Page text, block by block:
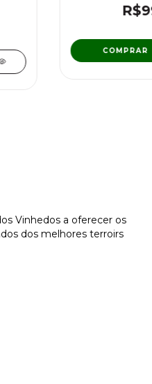
Vinhedos a oferecer os
dos melhores terroirs